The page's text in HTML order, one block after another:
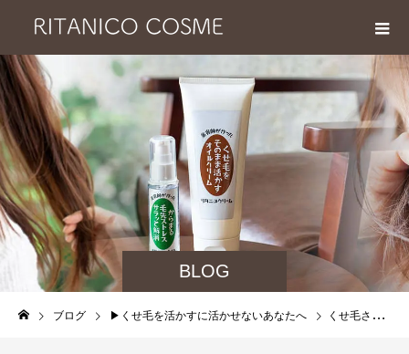
BLOG
ブログ ▶︎くせ毛を活かすに活かせないあなたへ くせ毛さんとウルフカットは相性抜群です